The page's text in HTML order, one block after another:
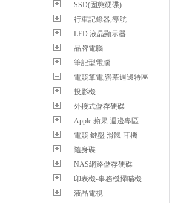
SSD(固態硬碟)
行車記錄器,導航
LED 液晶顯示器
品牌電腦
筆記型電腦
電競筆電,螢幕週邊特區
投影機
外接式儲存硬碟
Apple 蘋果 週邊專區
電競 鍵盤 滑鼠 耳機
隨身碟
NAS網路儲存硬碟
印表機-事務機掃瞄機
液晶電視